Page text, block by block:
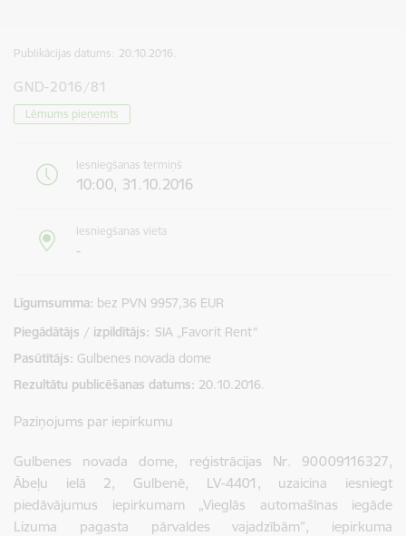
Publikācijas datums: 20.10.2016.
GND-2016/81
Lēmums pieņemts
Iesniegšanas termiņš
10:00, 31.10.2016
Iesniegšanas vieta
-
Līgumsumma bez PVN 9957,36 EUR
Piegādātājs / izpildītājs: SIA „Favorit Rent”
Pasūtītājs Gulbenes novada dome
Rezultātu publicēšanas datums 20.10.2016.
Paziņojums par iepirkumu
Gulbenes novada dome, reģistrācijas Nr. 90009116327,
Ābeļu ielā 2, Gulbenē, LV-4401, uzaicina iesniegt
piedāvājumus iepirkumam „Vieglās automašīnas iegāde
Lizuma pagasta pārvaldes vajadzībām”, iepirkuma